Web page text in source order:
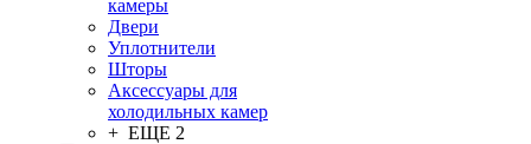
камеры
Двери
Уплотнители
Шторы
Аксессуары для
холодильных камер
+ ЕЩЕ 2